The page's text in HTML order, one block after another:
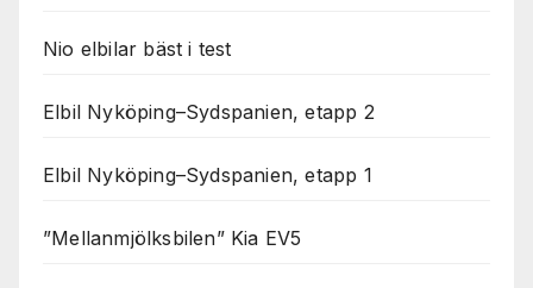
Nio elbilar bäst i test
Elbil Nyköping–Sydspanien, etapp 2
Elbil Nyköping–Sydspanien, etapp 1
”Mellanmjölksbilen” Kia EV5